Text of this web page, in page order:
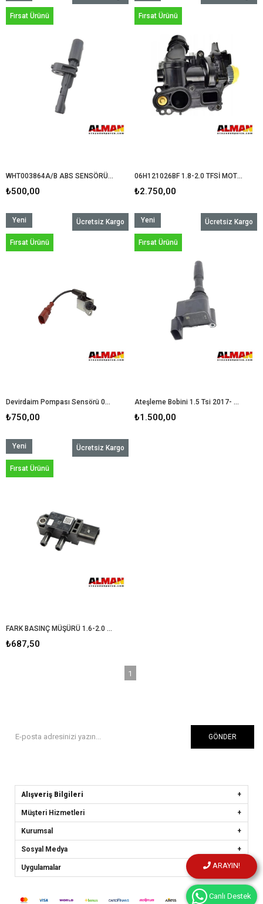
WHT003864A/B ABS SENSÖRÜ 2015-CADDY-GOLFVII-PASSAT TÜM YENİ MODELLER
₺500,00
Ürün
Fırsat Ürünü
06H121026BF 1.8-2.0 TFSİ MOTOR DEVİRDAİM KOMPELE (TÜM YENİ MODELLER)
₺2.750,00
Ürün
Fırsat Ürünü
Devirdaim Pompası Sensörü 04L907284 2.0 TDİ 1.6 TDİ CLHA
₺750,00
Ücretsiz Kargo
Yeni
Ürün
Fırsat Ürünü
Ateşleme Bobini 1.5 Tsi 2017- 05E905110
₺1.500,00
Ücretsiz Kargo
Yeni
Ürün
Fırsat Ürünü
FARK BASINÇ MÜŞÜRÜ 1.6-2.0 TDİ TÜM MODELLER
₺687,50
Ücretsiz Kargo
Yeni
Ürün
Fırsat Ürünü
1
GÖNDER
Alışveriş Bilgileri
Müşteri Hizmetleri
Kurumsal
Sosyal Medya
Uygulamalar ARAYIN!
Canlı Destek